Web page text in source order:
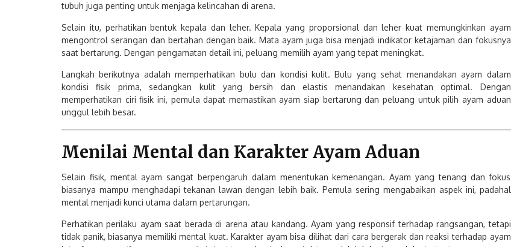
tubuh juga penting untuk menjaga kelincahan di arena.
Selain itu, perhatikan bentuk kepala dan leher. Kepala yang proporsional dan leher kuat memungkinkan ayam
mengontrol serangan dan bertahan dengan baik. Mata ayam juga bisa menjadi indikator ketajaman dan fokusnya
saat bertarung. Dengan pengamatan detail ini, peluang memilih ayam yang tepat meningkat.
Langkah berikutnya adalah memperhatikan bulu dan kondisi kulit. Bulu yang sehat menandakan ayam dalam
kondisi fisik prima, sedangkan kulit yang bersih dan elastis menandakan kesehatan optimal. Dengan
memperhatikan ciri fisik ini, pemula dapat memastikan ayam siap bertarung dan peluang untuk pilih ayam aduan
unggul lebih besar.
Menilai Mental dan Karakter Ayam Aduan
Selain fisik, mental ayam sangat berpengaruh dalam menentukan kemenangan. Ayam yang tenang dan fokus
biasanya mampu menghadapi tekanan lawan dengan lebih baik. Pemula sering mengabaikan aspek ini, padahal
mental menjadi kunci utama dalam pertarungan.
Perhatikan perilaku ayam saat berada di arena atau kandang. Ayam yang responsif terhadap rangsangan, tetapi
tidak panik, biasanya memiliki mental kuat. Karakter ayam bisa dilihat dari cara bergerak dan reaksi terhadap ayam